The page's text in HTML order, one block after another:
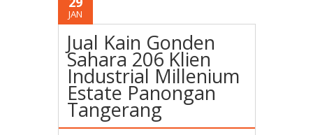
JAN
Jual Kain Gonden
Sahara 206 Klien
Industrial Millenium
Estate Panongan
Tangerang